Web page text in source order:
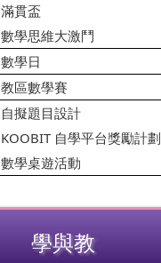
滿貫盃
數學思維大激鬥
數學日
教區數學賽
自擬題目設計
KOOBIT 自學平台獎勵計劃
數學桌遊活動
學與教